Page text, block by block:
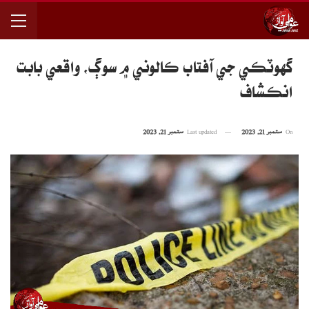
گهوٽڪي جي آفتاب ڪالوني ۾ سوڳ، واقعي بابت
انڪشاف